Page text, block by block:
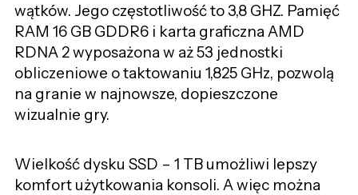
wątków. Jego częstotliwość to 3,8 GHZ. Pamięć
RAM 16 GB GDDR6 i karta graficzna AMD
RDNA 2 wyposażona w aż 53 jednostki
obliczeniowe o taktowaniu 1,825 GHz, pozwolą
na granie w najnowsze, dopieszczone
wizualnie gry.
Wielkość dysku SSD – 1 TB umożliwi lepszy
komfort użytkowania konsoli. A więc można